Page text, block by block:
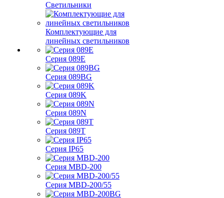
Светильники
Комплектующие для
линейных светильников
Серия 089E
Серия 089BG
Серия 089K
Серия 089N
Серия 089T
Серия IP65
Серия MBD-200
Серия MBD-200/55